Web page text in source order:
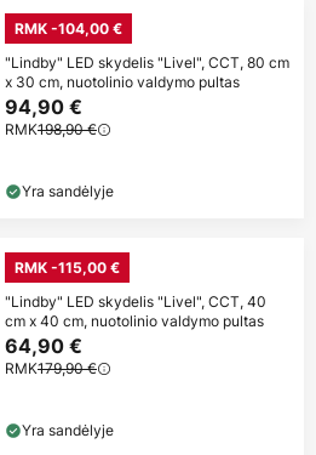
RMK -104,00 €
"Lindby" LED skydelis "Livel", CCT, 80 cm
x 30 cm, nuotolinio valdymo pultas
94,90 €
RMK198,90 €
Yra sandėlyje
RMK -115,00 €
"Lindby" LED skydelis "Livel", CCT, 40
cm x 40 cm, nuotolinio valdymo pultas
64,90 €
RMK179,90 €
Yra sandėlyje